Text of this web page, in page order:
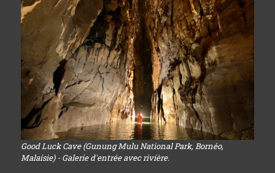
Good Luck Cave (Gunung Mulu National Park, Bornéo,
Malaisie) - Galerie d'entrée avec rivière.